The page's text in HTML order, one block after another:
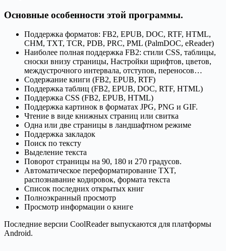
Основные особенности этой программы.
Поддержка форматов: FB2, EPUB, DOC, RTF, HTML,
CHM, TXT, TCR, PDB, PRC, PML (PalmDOC, eReader)
Наиболее полная поддержка FB2: стили CSS, таблицы,
сноски внизу страницы, Настройки шрифтов, цветов,
междустрочного интервала, отступов, переносов…
Содержание книги (FB2, EPUB, RTF)
Поддержка таблиц (FB2, EPUB, DOC, RTF, HTML)
Поддержка CSS (FB2, EPUB, HTML)
Поддержка картинок в форматах JPG, PNG и GIF.
Чтение в виде книжных страниц или свитка
Одна или две страницы в ландшафтном режиме
Поддержка закладок
Поиск по тексту
Выделение текста
Поворот страницы на 90, 180 и 270 градусов.
Автоматическое переформатирование TXT,
распознавание кодировок, формата текста
Список последних открытых книг
Полноэкранный просмотр
Просмотр информации о книге
Последние версии CoolReader выпускаются для платформы
Android.